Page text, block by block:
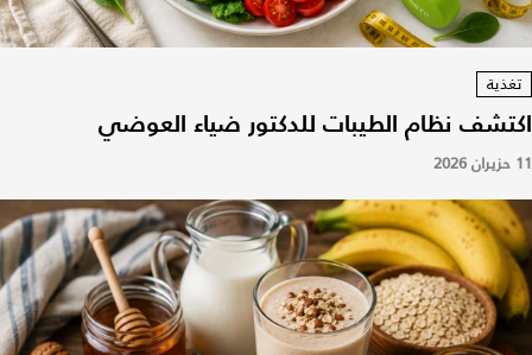
تغذية
اكتشف نظام الطيبات للدكتور ضياء العوضي
11 حزيران 2026